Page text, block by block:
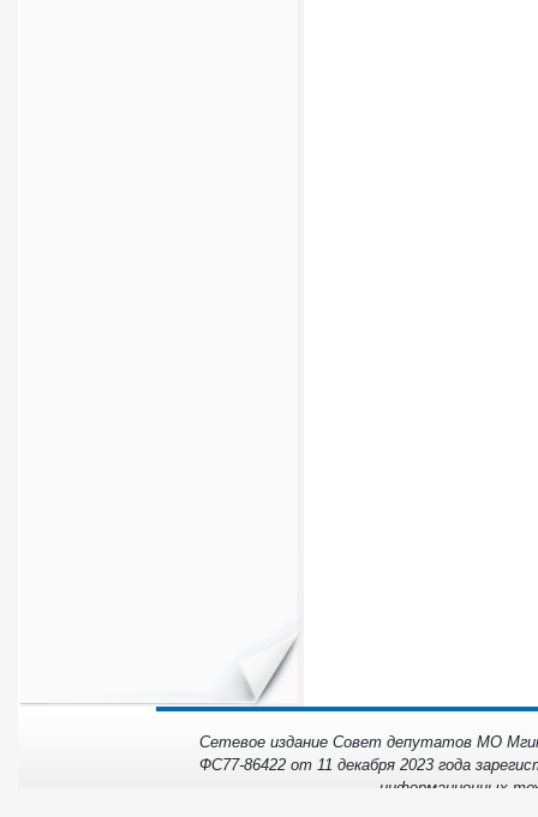
Сетевое издание Совет депутатов МО
ФС77-86422 от 11 декабря 2023 года
информационных